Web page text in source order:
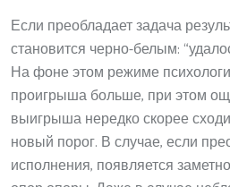
Если преобладает задача
становится черно-белым:
На фоне этом режиме
проигрыша больше, при этом
выигрыша нередко скорее
новый порог. В случае, если
исполнения, появляется